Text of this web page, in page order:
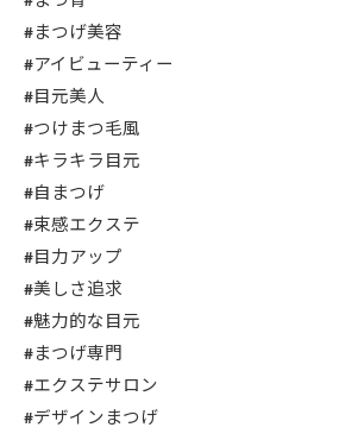
#まつげ美容
#アイビューティー
#目元美人
#つけまつ毛風
#キラキラ目元
#自まつげ
#束感エクステ
#目力アップ
#美しさ追求
#魅力的な目元
#まつげ専門
#エクステサロン
#デザインまつげ